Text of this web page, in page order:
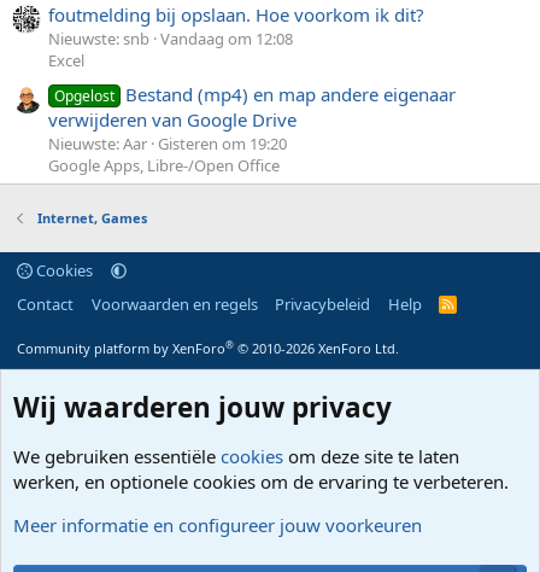
foutmelding bij opslaan. Hoe voorkom ik dit?
Nieuwste: snb Vandaag om 12:08
Excel
Opgelost Bestand (mp4) en map andere eigenaar
verwijderen van Google Drive
Nieuwste: Aar Gisteren om 19:20
Google Apps, Libre-/Open Office
Internet, Games
Cookies
Contact
Voorwaarden en regels Privacybeleid Help
R
Community platform by XenForo® © 2010-2026 XenForo Ltd.
Wij waarderen jouw privacy
We gebruiken essentiële cookies om deze site te laten
werken, en optionele cookies om de ervaring te verbeteren.
Meer informatie en configureer jouw voorkeuren